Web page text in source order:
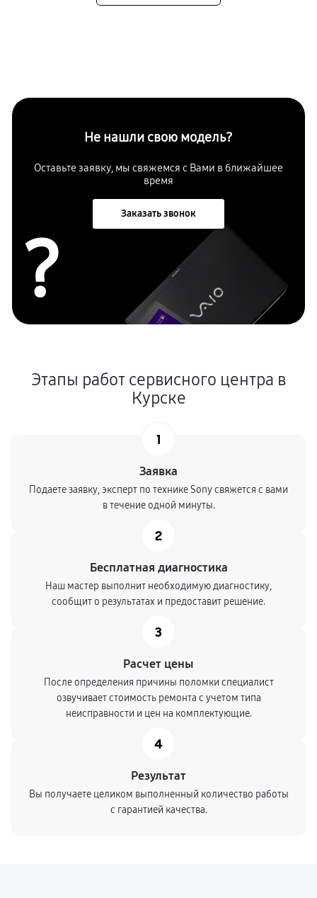
Не нашли свою модель?
Оставьте заявку, мы свяжемся с Вами в ближайшее
время
Заказать звонок
?
Этапы работ сервисного центра в
Курске
1
Заявка
Подаете заявку, эксперт по технике Sony свяжется с вами
в течение одной минуты.
2
Бесплатная диагностика
Наш мастер выполнит необходимую диагностику,
сообщит о результатах и предоставит решение.
3
Расчет цены
После определения причины поломки специалист
озвучивает стоимость ремонта с учетом типа
неисправности и цен на комплектующие.
4
Результат
Вы получаете целиком выполненный количество работы
с гарантией качества.